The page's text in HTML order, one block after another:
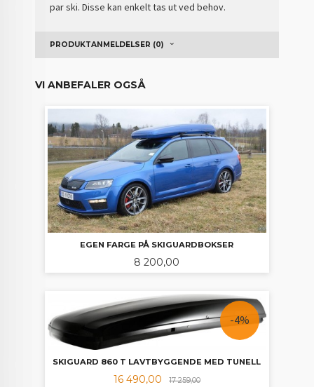
par ski. Disse kan enkelt tas ut ved behov.
PRODUKTANMELDELSER (0)
VI ANBEFALER OGSÅ
EGEN FARGE PÅ SKIGUARDBOKSER
Pris
8 200,00
SKIGUARD 860 T LAVTBYGGENDE MED TUNELL
Tilbud
16 490,00 17 259,00Rabatt
-4%